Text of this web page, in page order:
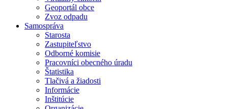
Geoportál obce
Zvoz odpadu
Samospráva
Starosta
Zastupiteľstvo
Odborné komisie
Pracovníci obecného úradu
Štatistika
Tlačivá a žiadosti
Informácie
Inštitúcie